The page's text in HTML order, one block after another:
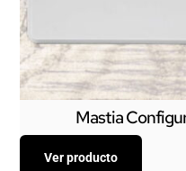
Mastia
Ver producto